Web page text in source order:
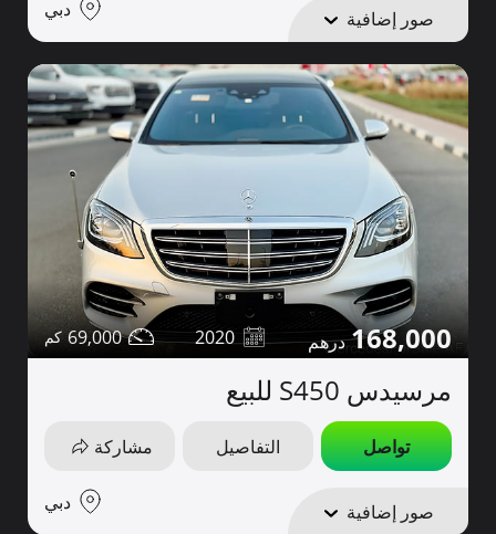
صور إضافية دبي
168,000
2020
69,000
مرسيدس S450 للبيع
تواصل التفاصيل مشاركة
صور إضافية دبي